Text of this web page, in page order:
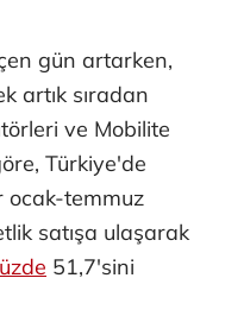
gün artarken,
artık sıradan
ve Mobilite
Türkiye'de
ocak-temmuz
satışa ulaşarak
51,7'sini